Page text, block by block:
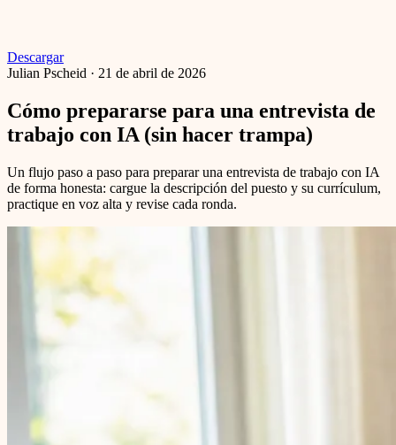
Descargar
Julian Pscheid · 21 de abril de 2026
Cómo prepararse para una entrevista de
trabajo con IA (sin hacer trampa)
Un flujo paso a paso para preparar una entrevista de trabajo con IA
de forma honesta: cargue la descripción del puesto y su currículum,
practique en voz alta y revise cada ronda.